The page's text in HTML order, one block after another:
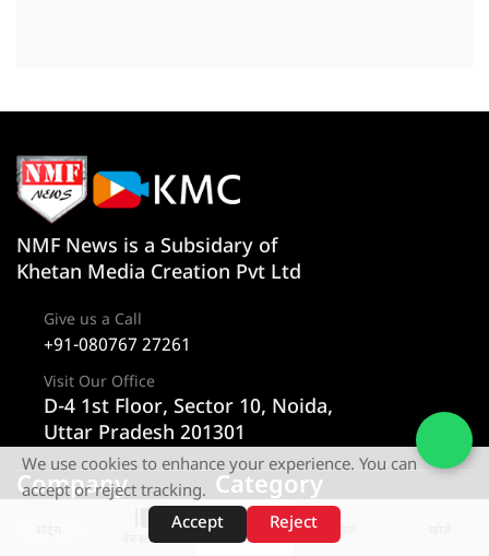
वेब स्टोरीज़
NMF News is a Subsidary of
Khetan Media Creation Pvt Ltd
Give us a Call
+91-080767 27261
Visit Our Office
D-4 1st Floor, Sector 10, Noida,
Uttar Pradesh 201301
Company Category
न्यूज
We use cookies to enhance your experience. You can
accept or reject tracking.
Accept
Reject